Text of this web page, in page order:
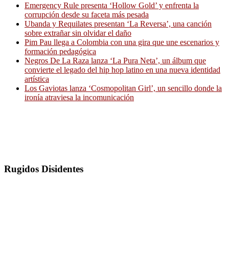
Emergency Rule presenta ‘Hollow Gold’ y enfrenta la
corrupción desde su faceta más pesada
Ubanda y Requilates presentan ‘La Reversa’, una canción
sobre extrañar sin olvidar el daño
Pim Pau llega a Colombia con una gira que une escenarios y
formación pedagógica
Negros De La Raza lanza ‘La Pura Neta’, un álbum que
convierte el legado del hip hop latino en una nueva identidad
artística
Los Gaviotas lanza ‘Cosmopolitan Girl’, un sencillo donde la
ironía atraviesa la incomunicación
Rugidos Disidentes